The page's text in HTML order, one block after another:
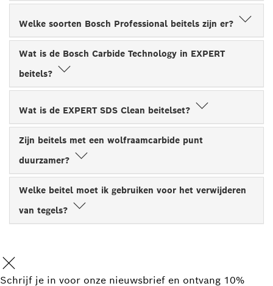
Welke soorten Bosch Professional beitels zijn er?
Wat is de Bosch Carbide Technology in EXPERT
beitels?
Wat is de EXPERT SDS Clean beitelset?
Zijn beitels met een wolfraamcarbide punt
duurzamer?
Welke beitel moet ik gebruiken voor het verwijderen
van tegels?
Schrijf je in voor onze nieuwsbrief en ontvang 10%